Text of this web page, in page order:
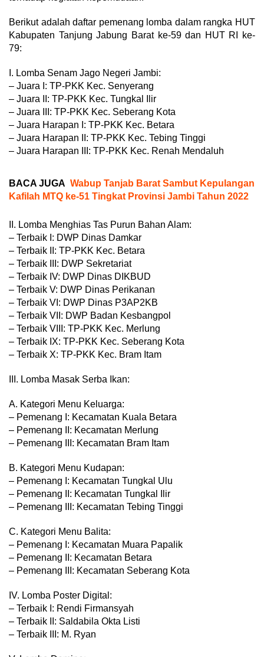
Berikut adalah daftar pemenang lomba dalam rangka HUT
Kabupaten Tanjung Jabung Barat ke-59 dan HUT RI ke-
79:
I. Lomba Senam Jago Negeri Jambi:
– Juara I: TP-PKK Kec. Senyerang
– Juara II: TP-PKK Kec. Tungkal Ilir
– Juara III: TP-PKK Kec. Seberang Kota
– Juara Harapan I: TP-PKK Kec. Betara
– Juara Harapan II: TP-PKK Kec. Tebing Tinggi
– Juara Harapan III: TP-PKK Kec. Renah Mendaluh
BACA JUGA Wabup Tanjab Barat Sambut Kepulangan
Kafilah MTQ ke-51 Tingkat Provinsi Jambi Tahun 2022
II. Lomba Menghias Tas Purun Bahan Alam:
– Terbaik I: DWP Dinas Damkar
– Terbaik II: TP-PKK Kec. Betara
– Terbaik III: DWP Sekretariat
– Terbaik IV: DWP Dinas DIKBUD
– Terbaik V: DWP Dinas Perikanan
– Terbaik VI: DWP Dinas P3AP2KB
– Terbaik VII: DWP Badan Kesbangpol
– Terbaik VIII: TP-PKK Kec. Merlung
– Terbaik IX: TP-PKK Kec. Seberang Kota
– Terbaik X: TP-PKK Kec. Bram Itam
III. Lomba Masak Serba Ikan:
A. Kategori Menu Keluarga:
– Pemenang I: Kecamatan Kuala Betara
– Pemenang II: Kecamatan Merlung
– Pemenang III: Kecamatan Bram Itam
B. Kategori Menu Kudapan:
– Pemenang I: Kecamatan Tungkal Ulu
– Pemenang II: Kecamatan Tungkal Ilir
– Pemenang III: Kecamatan Tebing Tinggi
C. Kategori Menu Balita:
– Pemenang I: Kecamatan Muara Papalik
– Pemenang II: Kecamatan Betara
– Pemenang III: Kecamatan Seberang Kota
IV. Lomba Poster Digital:
– Terbaik I: Rendi Firmansyah
– Terbaik II: Saldabila Okta Listi
– Terbaik III: M. Ryan